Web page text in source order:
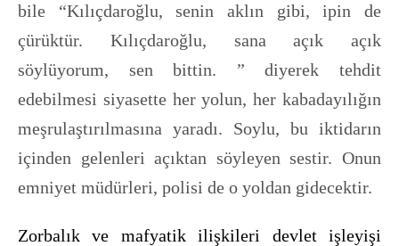
bile “Kılıçdaroğlu, senin aklın gibi, ipin de
çürüktür. Kılıçdaroğlu, sana açık açık
söylüyorum, sen bittin. ” diyerek tehdit
edebilmesi siyasette her yolun, her kabadayılığın
meşrulaştırılmasına yaradı. Soylu, bu iktidarın
içinden gelenleri açıktan söyleyen sestir. Onun
emniyet müdürleri, polisi de o yoldan gidecektir.
Zorbalık ve mafyatik ilişkileri devlet işleyişi